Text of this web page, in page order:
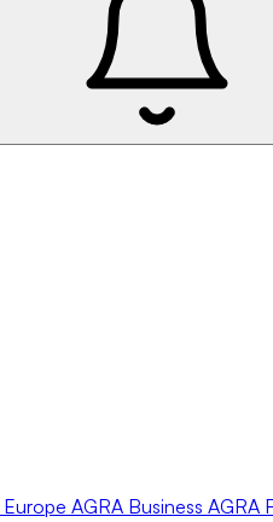
Europe AGRA Business AGRA